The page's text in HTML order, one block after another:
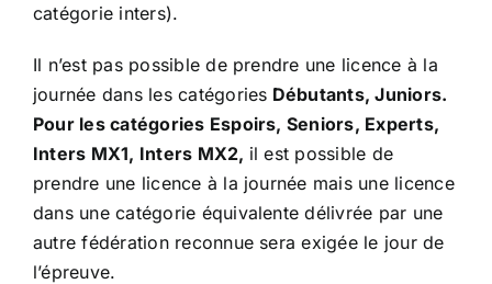
catégorie inters).
Il n’est pas possible de prendre une licence à la
journée dans les catégories Débutants, Juniors.
Pour les catégories Espoirs, Seniors, Experts,
Inters MX1, Inters MX2, il est possible de
prendre une licence à la journée mais une licence
dans une catégorie équivalente délivrée par une
autre fédération reconnue sera exigée le jour de
l’épreuve.